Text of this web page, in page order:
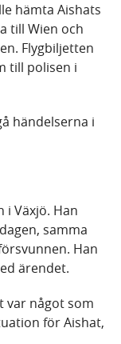
hämta Aishats
till Wien och
Flygbiljetten
till polisen i
händelserna i
i Växjö. Han
samma
Han
ärendet.
var något som
för Aishat,